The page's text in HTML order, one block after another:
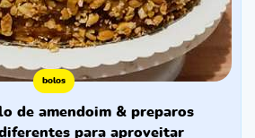
bolos
para aproveitar